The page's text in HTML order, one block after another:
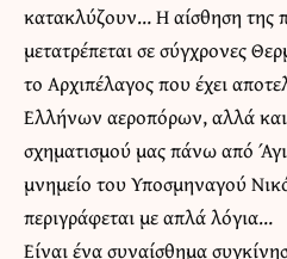
κατακλύζουν… Η αίσθηση της
μετατρέπεται σε σύγχρονες
το Αρχιπέλαγος που έχει
Ελλήνων αεροπόρων, αλλά και
σχηματισμού μας πάνω από
μνημείο του Υποσμηναγού
περιγράφεται με απλά λόγια…
Είναι ένα συναίσθημα